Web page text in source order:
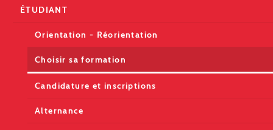
ÉTUDIANT
Orientation - Réorientation
Choisir sa formation
Candidature et inscriptions
Alternance